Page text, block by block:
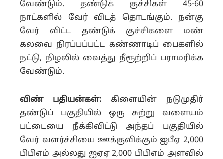
வேண்டும். தண்டுக் குச்சிகள் 45-60
நாட்களில் வேர் விடத் தொடங்கும். நன்கு
வேர் விட்ட தண்டுக் குச்சிகளை மண்
கலவை நிரப்பப்பட்ட கண்ணாடிப் பைகளில்
நட்டு, நிழலில் வைத்து நீரூற்றிப் பராமரிக்க
வேண்டும்.
விண் பதியன்கள்: கிளையின் நடுமுதிர்
தண்டுப் பகுதியில் ஒரு சுற்று வளையம்
பட்டையை நீக்கிவிட்டு அந்தப் பகுதியில்
வேர் வளர்ச்சியை ஊக்குவிக்கும் ஐபீஏ 2,000
பிபிஎம் அல்லது ஐஏஏ 2,000 பிபிஎம் அளவில்